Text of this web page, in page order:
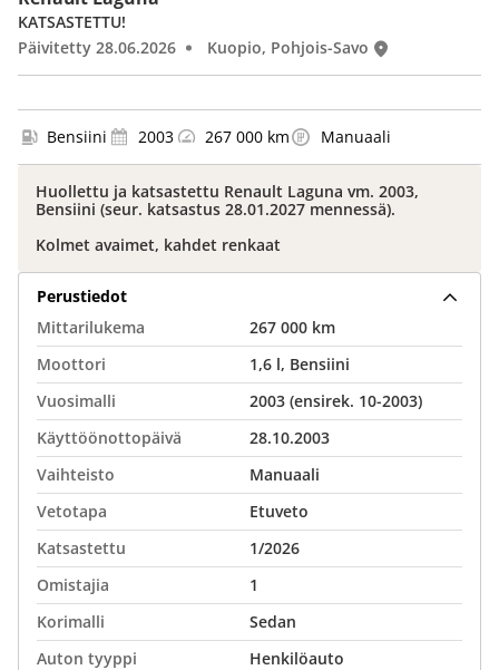
KATSASTETTU!
Päivitetty 28.06.2026
Kuopio, Pohjois-Savo
Bensiini 2003 267 000 km Manuaali
Huollettu ja katsastettu Renault Laguna vm. 2003,
Bensiini (seur. katsastus 28.01.2027 mennessä).
Kolmet avaimet, kahdet renkaat
Perustiedot
Mittarilukema
267 000 km
Moottori
1,6 l, Bensiini
Vuosimalli
2003 (ensirek. 10-2003)
Käyttöönottopäivä
28.10.2003
Vaihteisto
Manuaali
Vetotapa
Etuveto
Katsastettu
1/2026
Omistajia
1
Korimalli
Sedan
Auton tyyppi
Henkilöauto